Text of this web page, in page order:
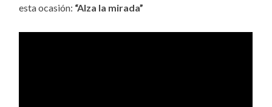
esta ocasión: “Alza la mirada”